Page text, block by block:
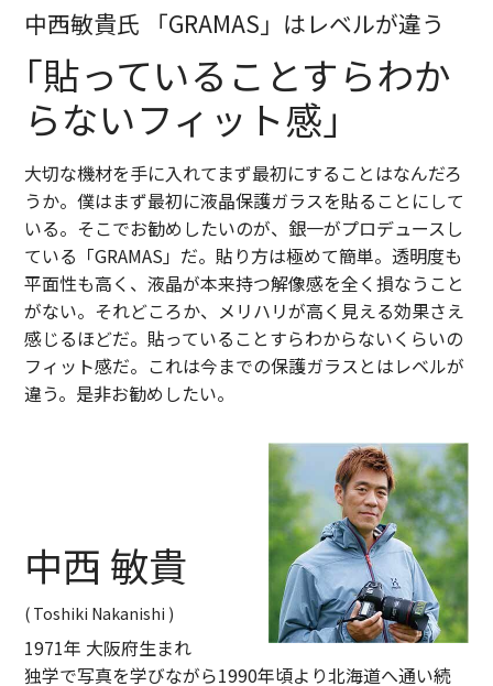
中西敏貴氏 「GRAMAS」はレベルが違う
｢貼っていることすらわか
らないフィット感｣
大切な機材を手に入れてまず最初にすることはなんだろ
うか。僕はまず最初に液晶保護ガラスを貼ることにして
いる。そこでお勧めしたいのが、銀一がプロデュースし
ている「GRAMAS」だ。貼り方は極めて簡単。透明度も
平面性も高く、液晶が本来持つ解像感を全く損なうこと
がない。それどころか、メリハリが高く見える効果さえ
感じるほどだ。貼っていることすらわからないくらいの
フィット感だ。これは今までの保護ガラスとはレベルが
違う。是非お勧めしたい。
中西 敏貴
( Toshiki Nakanishi )
1971年 大阪府生まれ
独学で写真を学びながら1990年頃より北海道へ通い続